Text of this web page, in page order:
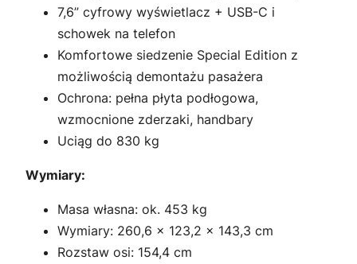
7,6” cyfrowy wyświetlacz + USB-C i
schowek na telefon
Komfortowe siedzenie Special Edition z
możliwością demontażu pasażera
Ochrona: pełna płyta podłogowa,
wzmocnione zderzaki, handbary
Uciąg do 830 kg
Wymiary:
Masa własna: ok. 453 kg
Wymiary: 260,6 × 123,2 × 143,3 cm
Rozstaw osi: 154,4 cm